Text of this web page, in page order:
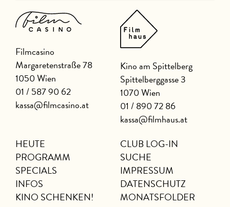
Filmcasino
Margaretenstraße 78
1050 Wien
01 / 587 90 62
kassa@filmcasino.at
Kino am Spittelberg
Spittelberggasse 3
1070 Wien
01 / 890 72 86
kassa@filmhaus.at
HEUTE
PROGRAMM
SPECIALS
INFOS
KINO SCHENKEN!
CLUB LOG-IN
SUCHE
IMPRESSUM
DATENSCHUTZ
MONATSFOLDER